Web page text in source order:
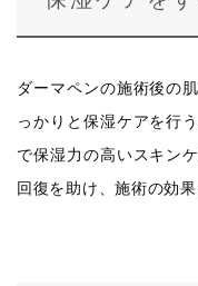
ダーマペンの施術後の
っかりと保湿ケアを行
で保湿力の高いスキン
回復を助け、施術の効果